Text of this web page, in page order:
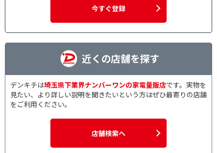
今すぐ登録
近くの店舗を探す
デンキチは埼玉県下業界ナンバーワンの家電量販店です。実物を
見たい、より詳しい説明を聞きたいという方はぜひ最寄りの店舗
をご利用ください。
店舗検索へ